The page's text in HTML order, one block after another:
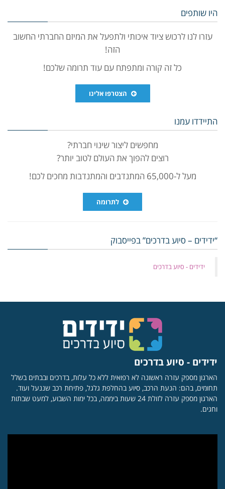
היו שותפים
עזרו לנו לרכוש ציוד איכותי ולתפעל את המיזם החברתי החשוב
הזה!
כל זה קורה ומתפתח עם עוד תרומה שלכם!
הצטרפו אלינו
התיידדו עמנו
מחפשים ליצור שינוי חברתי?
רוצים להפוך את העולם לטוב יותר?
מעל ל-65,000 המתנדבים והמתנדבות מחכים לכם!
לתרומה
“ידידים – סיוע בדרכים” בפייסבוק
‏ידידים - סיוע בדרכים
ידידים - סיוע בדרכים
הארגון מספק עזרה ראשונה לא רפואית ללא כל עלות, בדרכים ובבתים בשלל
תחומים, בהם: הנעת הרכב, סיוע בהחלפת גלגל, פתיחת רכב שננעל ועוד.
הארגון מספק עזרה לזולת 24 שעות ביממה, בכל ימות השבוע, למעט שבתות
וחגים.